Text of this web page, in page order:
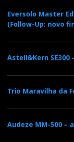
Eversolo Master
(Follow-Up: novo
Astell&Kern
Trio Maravilha da
Audeze MM-500 –